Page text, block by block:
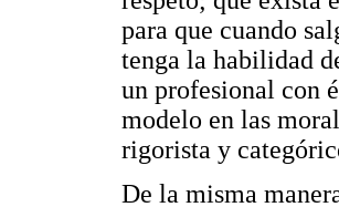
para que cuando
tenga la habilidad
un profesional con
modelo en las
rigorista y
De la misma